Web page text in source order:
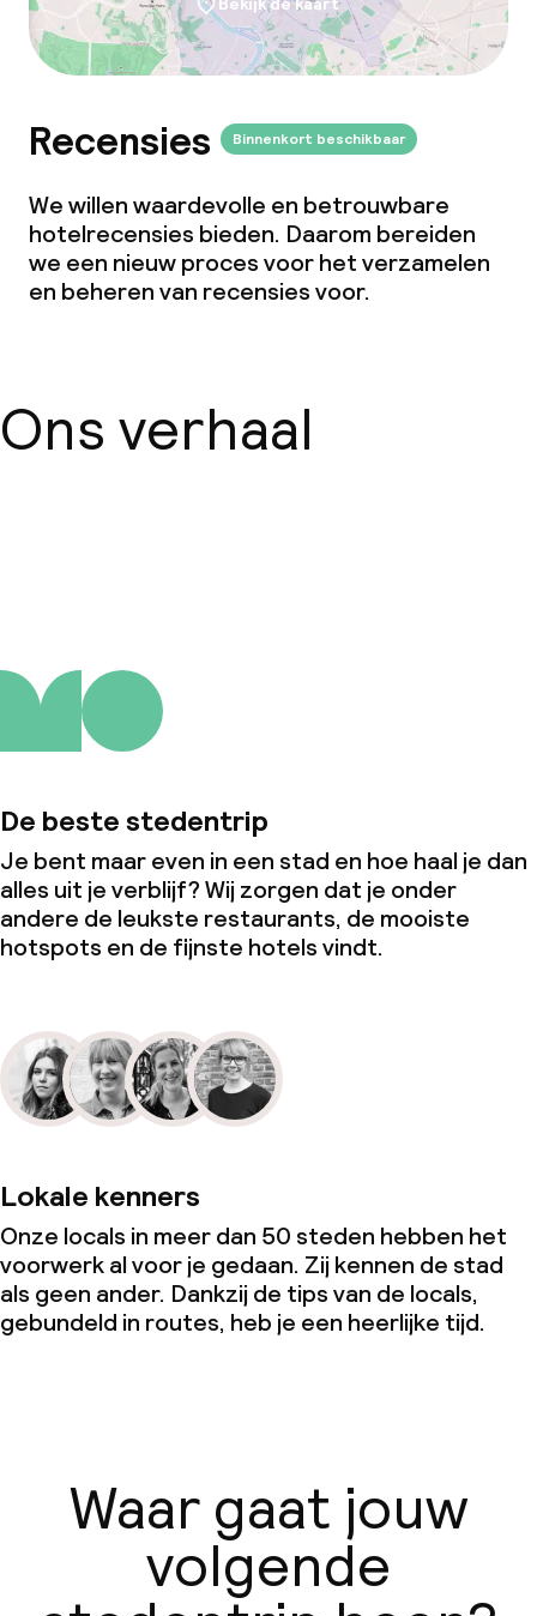
Recensies Binnenkort beschikbaar
We willen waardevolle en betrouwbare
hotelrecensies bieden. Daarom bereiden
we een nieuw proces voor het verzamelen
en beheren van recensies voor.
Ons verhaal
De beste stedentrip
Je bent maar even in een stad en hoe haal je dan
alles uit je verblijf? Wij zorgen dat je onder
andere de leukste restaurants, de mooiste
hotspots en de fijnste hotels vindt.
Lokale kenners
Onze locals in meer dan 50 steden hebben het
voorwerk al voor je gedaan. Zij kennen de stad
als geen ander. Dankzij de tips van de locals,
gebundeld in routes, heb je een heerlijke tijd.
Waar gaat jouw
volgende